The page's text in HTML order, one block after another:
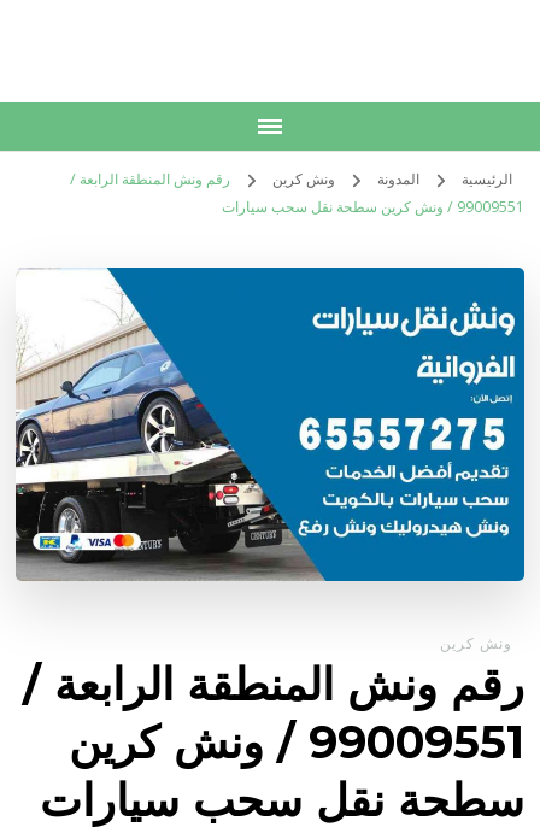
الرئيسية المدونة ونش كرين
رقم ونش المنطقة الرابعة /
99009551‬ / ونش كرين سطحة نقل سحب سيارات
ونش كرين
رقم ونش المنطقة الرابعة /
99009551‬ / ونش كرين
سطحة نقل سحب سيارات